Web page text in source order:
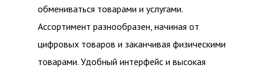
обмениваться товарами и услугами.
Ассортимент разнообразен, начиная от
цифровых товаров и заканчивая физическими
товарами. Удобный интерфейс и высокая